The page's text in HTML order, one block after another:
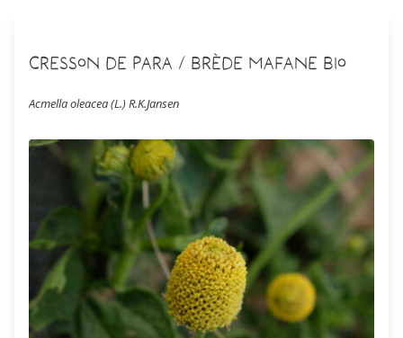
Cresson de Para / Brède Mafane Bio
Acmella oleacea (L.) R.K.Jansen